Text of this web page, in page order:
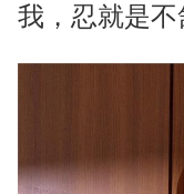
我，忍就是不